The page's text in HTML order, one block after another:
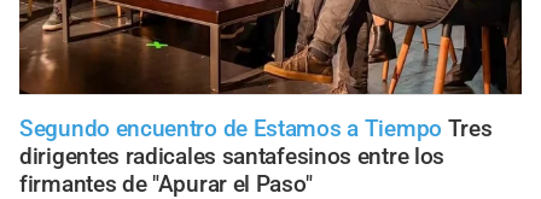
Segundo encuentro de Estamos a Tiempo Tres
dirigentes radicales santafesinos entre los
firmantes de "Apurar el Paso"